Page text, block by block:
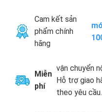
Cam kết sản
phẩm chính
hãng
Miễn
phí
vận chuyển
Hỗ trợ giao
theo yêu cầu.